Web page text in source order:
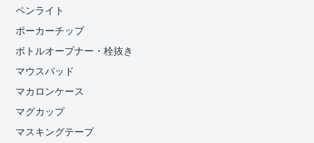
ペンライト
ポーカーチップ
ボトルオープナー・栓抜き
マウスパッド
マカロンケース
マグカップ
マスキングテープ